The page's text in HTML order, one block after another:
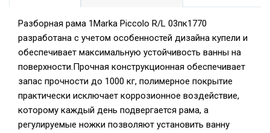
Разборная рама 1Marka Piccolo R/L 03пк1770
разработана с учетом особенностей дизайна купели и
обеспечивает максимальную устойчивость ванны на
поверхности.Прочная конструкционная обеспечивает
запас прочности до 1000 кг, полимерное покрытие
практически исключает коррозионное воздействие,
которому каждый день подвергается рама, а
регулируемые ножки позволяют установить ванну